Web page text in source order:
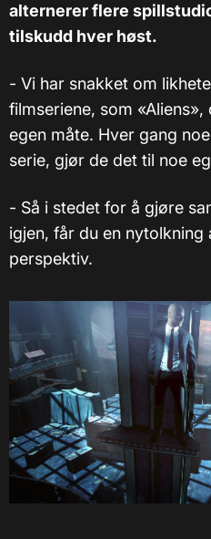
alternerer flere
tilskudd hver høst.
- Vi har snakket om
filmseriene, som
egen måte. Hver gang
serie, gjør de det til noe
- Så i stedet for å gjøre
igjen, får du en
perspektiv.